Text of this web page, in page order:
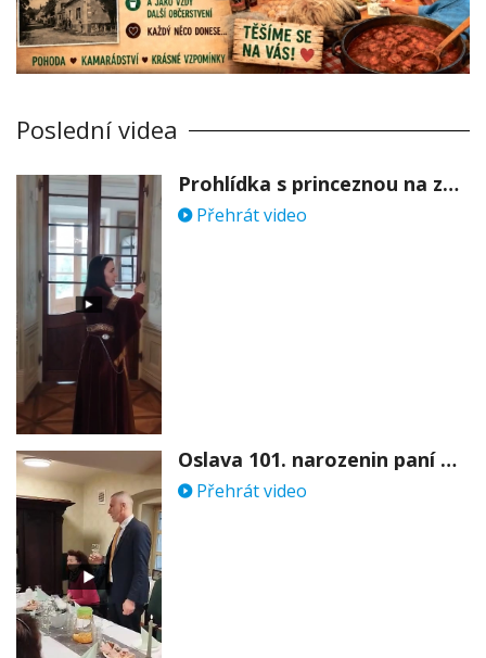
Poslední videa
Prohlídka s princeznou na zámku Stekník
Přehrát video
Oslava 101. narozenin paní Věry Skořepové
Přehrát video